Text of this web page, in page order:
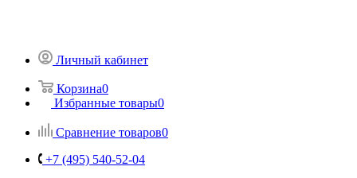
Личный кабинет
Корзина0
Избранные товары0
Сравнение товаров0
+7 (495) 540-52-04